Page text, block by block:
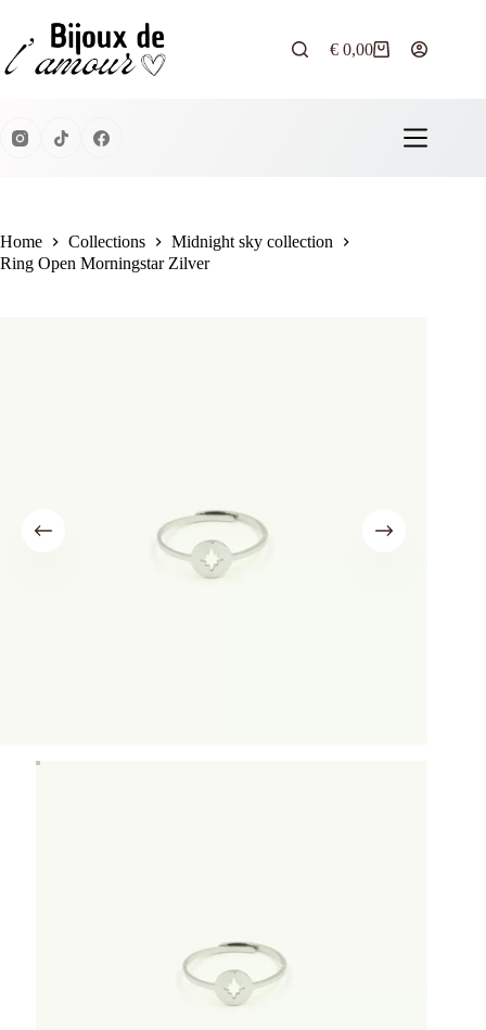
inhoud
Winkelwagen
€ 0,00
Home Collections
Midnight sky collection
Ring Open Morningstar Zilver